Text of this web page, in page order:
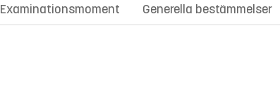
Examinationsmoment Generella bestämmelser